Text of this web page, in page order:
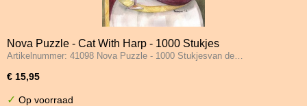
Nova Puzzle - Cat With Harp - 1000 Stukjes
Artikelnummer: 41098 Nova Puzzle - 1000 Stukjesvan de…
€ 15,95
✓ Op voorraad